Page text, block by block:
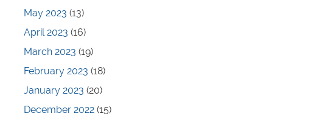
May 2023 (13)
April 2023 (16)
March 2023 (19)
February 2023 (18)
January 2023 (20)
December 2022 (15)